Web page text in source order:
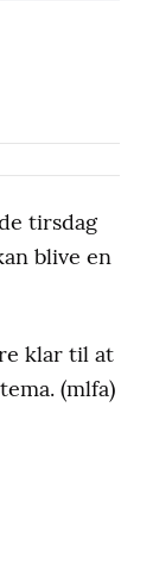
tirsdag
blive en
klar til at
(mlfa)